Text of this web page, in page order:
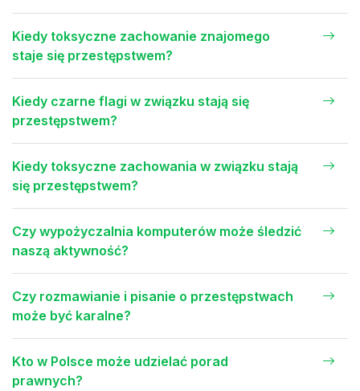
Kiedy toksyczne zachowanie znajomego
staje się przestępstwem?
Kiedy czarne flagi w związku stają się
przestępstwem?
Kiedy toksyczne zachowania w związku stają
się przestępstwem?
Czy wypożyczalnia komputerów może śledzić
naszą aktywność?
Czy rozmawianie i pisanie o przestępstwach
może być karalne?
Kto w Polsce może udzielać porad
prawnych?